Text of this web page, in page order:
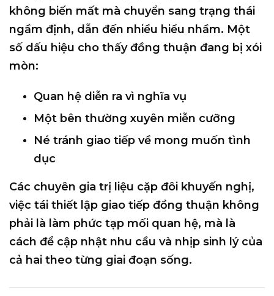
không biến mất mà chuyển sang trạng thái
ngầm định, dẫn đến nhiều hiểu nhầm. Một
số dấu hiệu cho thấy đồng thuận đang bị xói
mòn:
Quan hệ diễn ra vì nghĩa vụ
Một bên thường xuyên miễn cưỡng
Né tránh giao tiếp về mong muốn tình
dục
Các chuyên gia trị liệu cặp đôi khuyến nghị,
việc tái thiết lập giao tiếp đồng thuận không
phải là làm phức tạp mối quan hệ, mà là
cách để cập nhật nhu cầu và nhịp sinh lý của
cả hai theo từng giai đoạn sống.